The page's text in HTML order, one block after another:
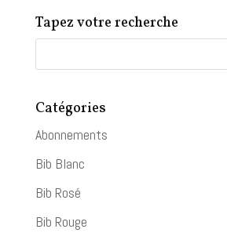
Tapez votre recherche
Catégories
Abonnements
Bib Blanc
Bib Rosé
Bib Rouge